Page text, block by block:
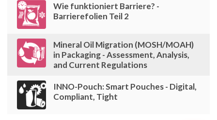
Wie funktioniert Barriere? -
Barrierefolien Teil 2
Mineral Oil Migration (MOSH/MOAH)
in Packaging - Assessment, Analysis,
and Current Regulations
INNO-Pouch: Smart Pouches - Digital,
Compliant, Tight